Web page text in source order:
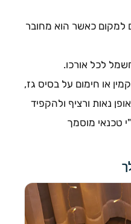
למקום כאשר הוא מחובר
לכל אורכו.
או חימום על בסיס גז,
נאות ורציף ולהקפיד
טכנאי מוסמך